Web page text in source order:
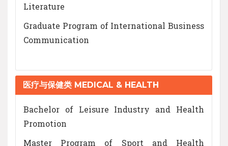
Literature
Graduate Program of International Business
Communication
医疗与保健类 MEDICAL & HEALTH
Bachelor of Leisure Industry and Health
Promotion
Master Program of Sport and Health